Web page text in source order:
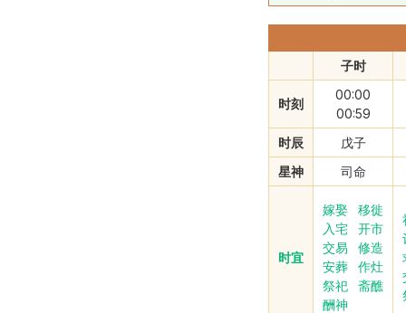
子时
时刻
00:00
00:59
时辰
戊子
星神
司命
时宜
嫁娶
移徙
入宅
开市
交易
修造
安葬
作灶
祭祀
斋醮
酬神